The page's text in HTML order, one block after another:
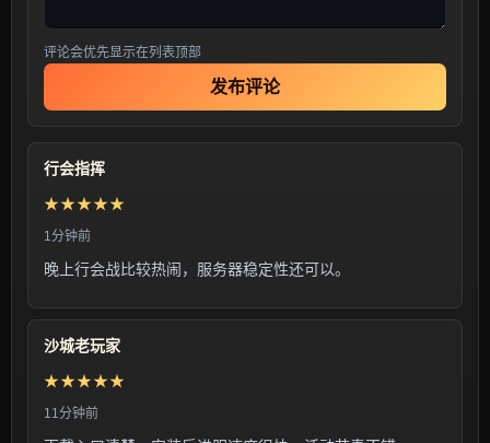
评论会优先显示在列表顶部
发布评论
行会指挥
★★★★★
1分钟前
晚上行会战比较热闹，服务器稳定性还可以。
沙城老玩家
★★★★★
11分钟前